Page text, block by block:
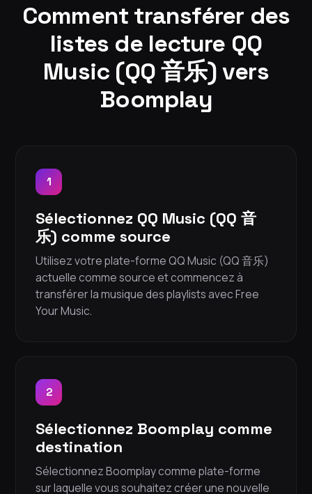
Comment transférer des
listes de lecture QQ
Music (QQ 音乐) vers
Boomplay
1
Sélectionnez QQ Music (QQ 音
乐) comme source
Utilisez votre plate-forme QQ Music (QQ 音乐)
actuelle comme source et commencez à
transférer la musique des playlists avec Free
Your Music.
2
Sélectionnez Boomplay comme
destination
Sélectionnez Boomplay comme plate-forme
sur laquelle vous souhaitez créer une nouvelle